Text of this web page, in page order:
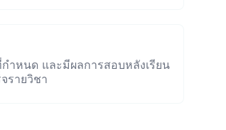
ำหนด และมีผลการสอบหลังเรียน
รายวิชา